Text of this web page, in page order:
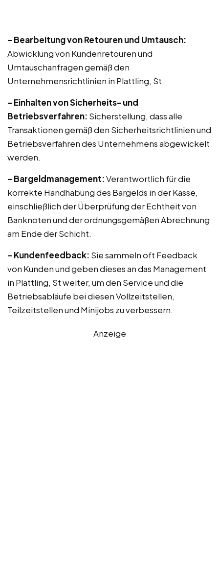
– Bearbeitung von Retouren und Umtausch:
Abwicklung von Kundenretouren und
Umtauschanfragen gemäß den
Unternehmensrichtlinien in Plattling, St.
– Einhalten von Sicherheits- und
Betriebsverfahren: Sicherstellung, dass alle
Transaktionen gemäß den Sicherheitsrichtlinien und
Betriebsverfahren des Unternehmens abgewickelt
werden.
– Bargeldmanagement:Verantwortlich für die
korrekte Handhabung des Bargelds in der Kasse,
einschließlich der Überprüfung der Echtheit von
Banknoten und der ordnungsgemäßen Abrechnung
am Ende der Schicht.
– Kundenfeedback: Sie sammeln oft Feedback
von Kunden und geben dieses an das Management
in Plattling, St weiter, um den Service und die
Betriebsabläufe bei diesen Vollzeitstellen,
Teilzeitstellen und Minijobs zu verbessern.
Anzeige